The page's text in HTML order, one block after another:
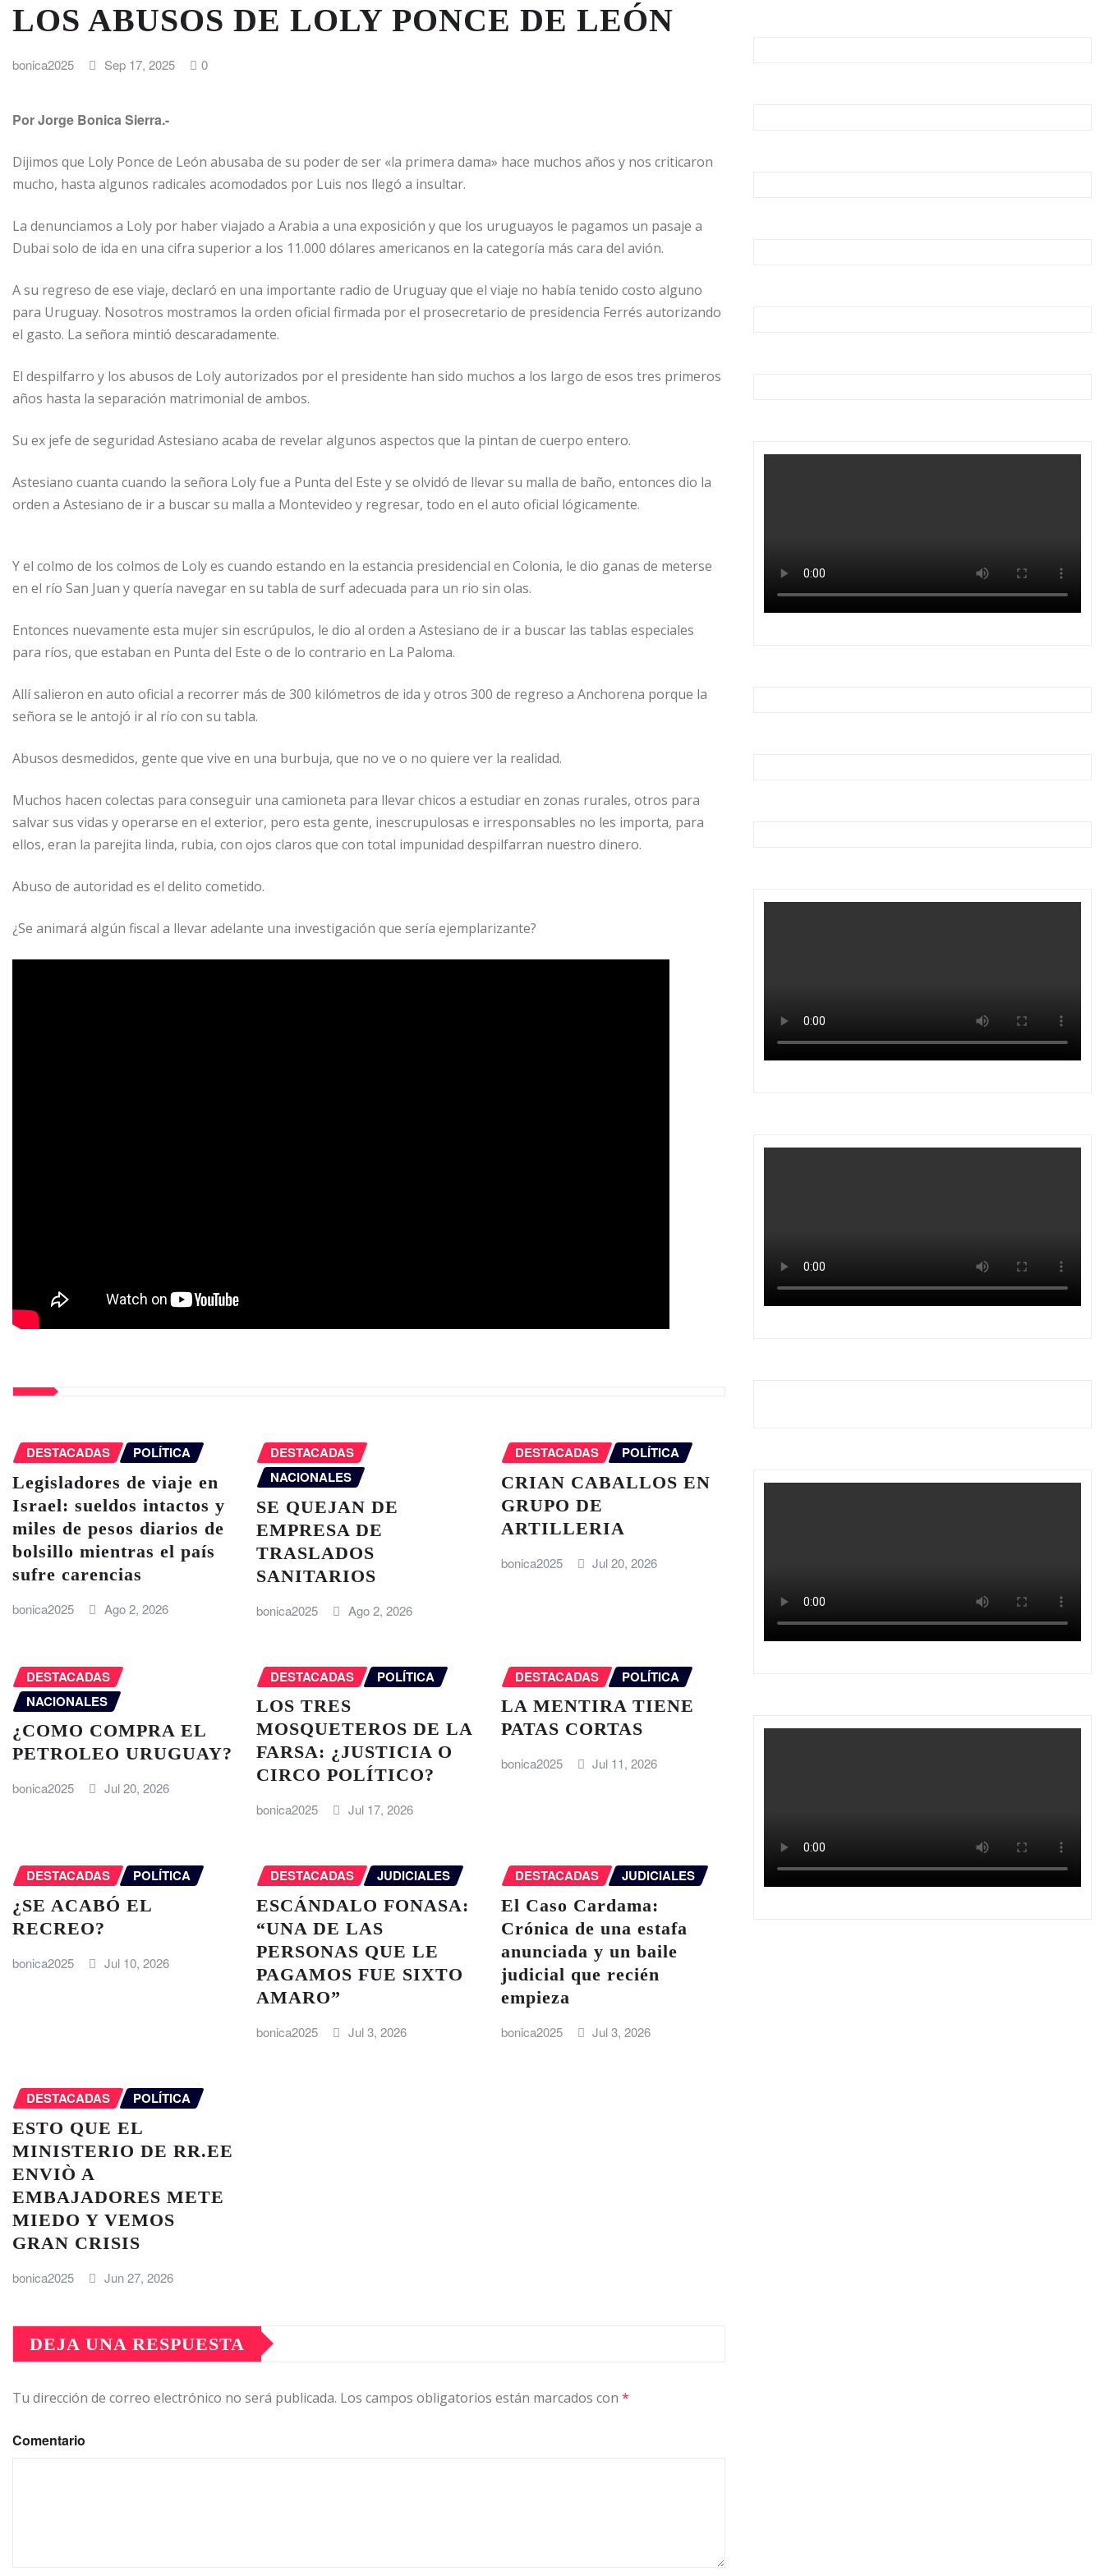
LOS ABUSOS DE LOLY PONCE DE LEÓN
bonica2025 Sep 17, 2025 0
Por Jorge Bonica Sierra.-
Dijimos que Loly Ponce de León abusaba de su poder de ser «la primera dama» hace muchos años y nos criticaron
mucho, hasta algunos radicales acomodados por Luis nos llegó a insultar.
La denunciamos a Loly por haber viajado a Arabia a una exposición y que los uruguayos le pagamos un pasaje a
Dubai solo de ida en una cifra superior a los 11.000 dólares americanos en la categoría más cara del avión.
A su regreso de ese viaje, declaró en una importante radio de Uruguay que el viaje no había tenido costo alguno
para Uruguay. Nosotros mostramos la orden oficial firmada por el prosecretario de presidencia Ferrés autorizando
el gasto. La señora mintió descaradamente.
El despilfarro y los abusos de Loly autorizados por el presidente han sido muchos a los largo de esos tres primeros
años hasta la separación matrimonial de ambos.
Su ex jefe de seguridad Astesiano acaba de revelar algunos aspectos que la pintan de cuerpo entero.
Astesiano cuanta cuando la señora Loly fue a Punta del Este y se olvidó de llevar su malla de baño, entonces dio la
orden a Astesiano de ir a buscar su malla a Montevideo y regresar, todo en el auto oficial lógicamente.
Y el colmo de los colmos de Loly es cuando estando en la estancia presidencial en Colonia, le dio ganas de meterse
en el río San Juan y quería navegar en su tabla de surf adecuada para un rio sin olas.
Entonces nuevamente esta mujer sin escrúpulos, le dio al orden a Astesiano de ir a buscar las tablas especiales
para ríos, que estaban en Punta del Este o de lo contrario en La Paloma.
Allí salieron en auto oficial a recorrer más de 300 kilómetros de ida y otros 300 de regreso a Anchorena porque la
señora se le antojó ir al río con su tabla.
Abusos desmedidos, gente que vive en una burbuja, que no ve o no quiere ver la realidad.
Muchos hacen colectas para conseguir una camioneta para llevar chicos a estudiar en zonas rurales, otros para
salvar sus vidas y operarse en el exterior, pero esta gente, inescrupulosas e irresponsables no les importa, para
ellos, eran la parejita linda, rubia, con ojos claros que con total impunidad despilfarran nuestro dinero.
Abuso de autoridad es el delito cometido.
¿Se animará algún fiscal a llevar adelante una investigación que sería ejemplarizante?
DESTACADAS POLÍTICA
Legisladores de viaje en
Israel: sueldos intactos y
miles de pesos diarios de
bolsillo mientras el país
sufre carencias
bonica2025 Ago 2, 2026
DESTACADAS
NACIONALES
SE QUEJAN DE
EMPRESA DE
TRASLADOS
SANITARIOS
bonica2025 Ago 2, 2026
DESTACADAS POLÍTICA
CRIAN CABALLOS EN
GRUPO DE
ARTILLERIA
bonica2025 Jul 20, 2026
DESTACADAS
NACIONALES
¿COMO COMPRA EL
PETROLEO URUGUAY?
bonica2025 Jul 20, 2026
DESTACADAS POLÍTICA
LOS TRES
MOSQUETEROS DE LA
FARSA: ¿JUSTICIA O
CIRCO POLÍTICO?
bonica2025 Jul 17, 2026
DESTACADAS POLÍTICA
LA MENTIRA TIENE
PATAS CORTAS
bonica2025 Jul 11, 2026
DESTACADAS POLÍTICA
¿SE ACABÓ EL
RECREO?
bonica2025 Jul 10, 2026
DESTACADAS JUDICIALES
ESCÁNDALO FONASA:
“UNA DE LAS
PERSONAS QUE LE
PAGAMOS FUE SIXTO
AMARO”
bonica2025 Jul 3, 2026
DESTACADAS JUDICIALES
El Caso Cardama:
Crónica de una estafa
anunciada y un baile
judicial que recién
empieza
bonica2025 Jul 3, 2026
DESTACADAS POLÍTICA
ESTO QUE EL
MINISTERIO DE RR.EE
ENVIÒ A
EMBAJADORES METE
MIEDO Y VEMOS
GRAN CRISIS
bonica2025 Jun 27, 2026
DEJA UNA RESPUESTA
Tu dirección de correo electrónico no será publicada. Los campos obligatorios están marcados con *
Comentario